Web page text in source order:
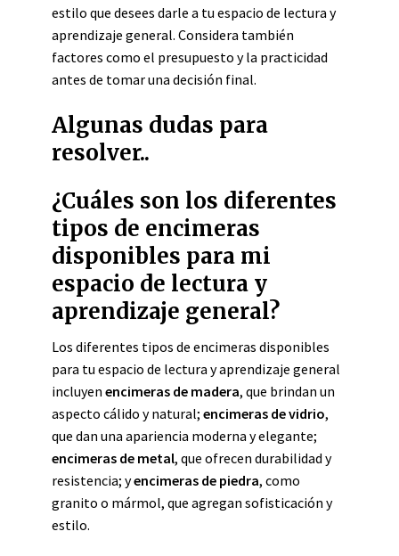
estilo que desees darle a tu espacio de lectura y
aprendizaje general. Considera también
factores como el presupuesto y la practicidad
antes de tomar una decisión final.
Algunas dudas para
resolver..
¿Cuáles son los diferentes
tipos de encimeras
disponibles para mi
espacio de lectura y
aprendizaje general?
Los diferentes tipos de encimeras disponibles
para tu espacio de lectura y aprendizaje general
incluyen encimeras de madera, que brindan un
aspecto cálido y natural; encimeras de vidrio,
que dan una apariencia moderna y elegante;
encimeras de metal, que ofrecen durabilidad y
resistencia; yencimeras de piedra, como
granito o mármol, que agregan sofisticación y
estilo.